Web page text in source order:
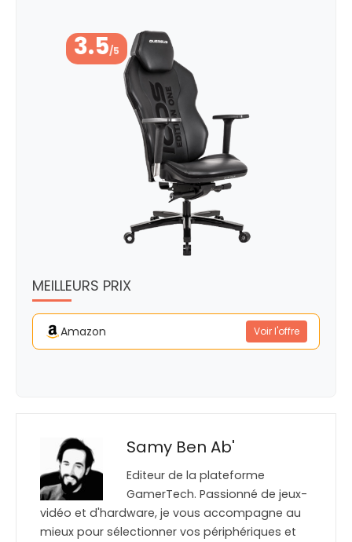
3.5/5
MEILLEURS PRIX
Amazon Voir l'offre
Samy Ben Ab'
Editeur de la plateforme
GamerTech. Passionné de jeux-
vidéo et d'hardware, je vous accompagne au
mieux pour sélectionner vos périphériques et